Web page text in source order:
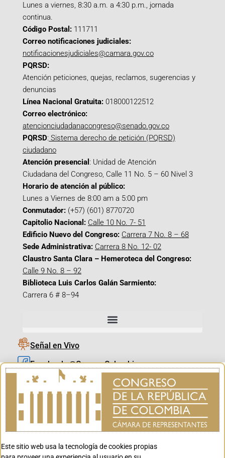
Lunes a viernes, 8:30 a.m. a 4:30 p.m., jornada
continua.
Código Postal: 111711
Correo notificaciones judiciales:
notificacionesjudiciales@camara.gov.co
PQRSD:
Atención peticiones, quejas, reclamos, sugerencias y
denuncias
Línea Nacional Gratuita: 018000122512
Correo electrónico:
atencionciudadanacongreso@senado.gov.co
PQRSD: Sistema derecho de petición (PQRSD)
ciudadano
Atención presencial : Unidad de Atención
Ciudadana del Congreso, Calle 11 No. 5 – 60 Nivel 3
Horario de atención al público:
Lunes a Viernes de 8:00 am a 5:00 pm
Conmutador: (+57) (601) 8770720
Capitolio Nacional: Calle 10 No. 7- 51
Edificio Nuevo del Congreso: Carrera 7 No. 8 – 68
Sede Administrativa: Carrera 8 No. 12- 02
Claustro Santa Clara – Hemeroteca del Congreso:
Calle 9 No. 8 – 92
Biblioteca Luis Carlos Galán Sarmiento:
Carrera 6 # 8–94
Señal en Vivo
Facebook_@CamaraColombia
Instagram_@CamaraColombia
X_@CamaraColombia
Youtube_@CamaraColombia
Este sitio web usa la tecnología de cookies propias